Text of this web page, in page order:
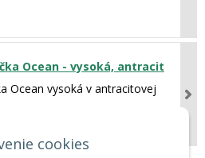
cookies
Ocean - vysoká, antracit
Ocean vysoká v antracitovej